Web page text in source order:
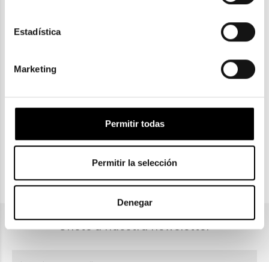
Estadística
Marketing
Permitir todas
Permitir la selección
Denegar
CLICK & COLLECT
Recogida en tienda
PAGO SEGURO
Únete a nuestra newsletter